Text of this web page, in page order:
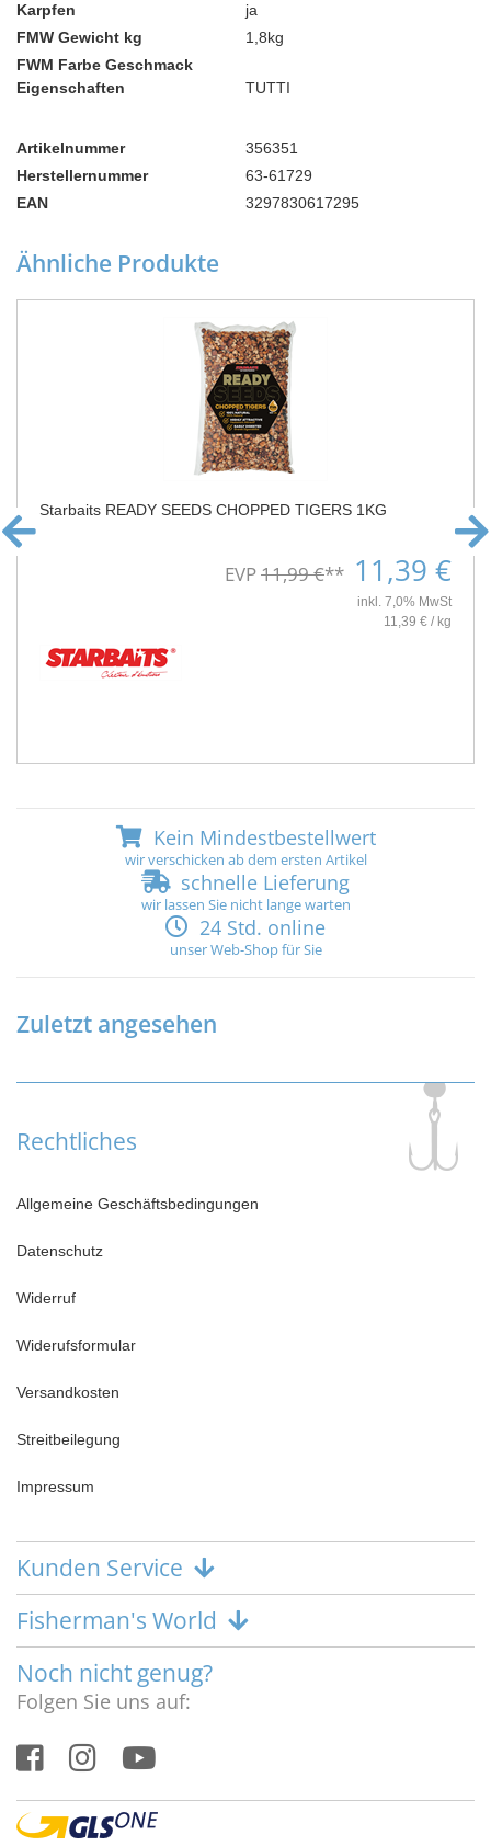
Karpfen
ja
FMW Gewicht kg
1,8kg
FWM Farbe Geschmack
Eigenschaften
TUTTI
Artikelnummer
356351
Herstellernummer
63-61729
EAN
3297830617295
Ähnliche Produkte
Starbaits READY SEEDS CHOPPED TIGERS 1KG
EVP11,99 €** 11,39 €
inkl. 7,0% MwSt
11,39 € / kg
Kein Mindestbestellwert
wir verschicken ab dem ersten Artikel
schnelle Lieferung
wir lassen Sie nicht lange warten
24 Std. online
unser Web-Shop für Sie
Zuletzt angesehen
Rechtliches
Allgemeine Geschäftsbedingungen
Datenschutz
Widerruf
Widerufsformular
Versandkosten
Streitbeilegung
Impressum
Kunden Service
Fisherman's World
Noch nicht genug?
Folgen Sie uns auf: